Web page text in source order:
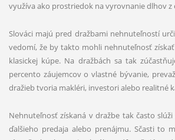
využíva ako prostriedok na vyrovnanie dlhov
Slováci majú pred dražbami nehnuteľností
vedomí, že by takto mohli nehnuteľnosť
klasickej kúpe. Na dražbách sa tak
percento záujemcov o vlastné bývanie,
dražieb tvoria makléri, investori alebo realitné
Nehnuteľnosť získaná v dražbe tak často
ďalšieho predaja alebo prenájmu. Sčasti to